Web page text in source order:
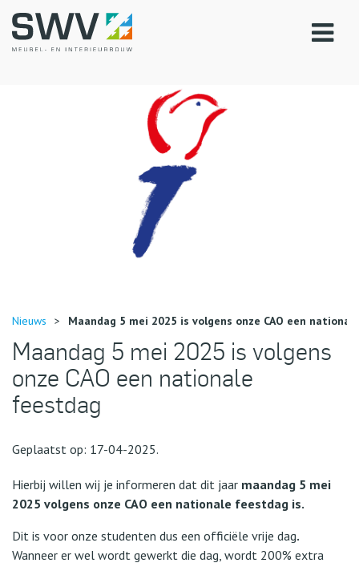
Nieuws > Maandag 5 mei 2025 is volgens onze CAO een
Maandag 5 mei 2025 is volgens
onze CAO een nationale
feestdag
Geplaatst op: 17-04-2025.
Hierbij willen wij je informeren dat dit jaar maandag 5 mei
2025 volgens onze CAO een nationale feestdag is.
Dit is voor onze studenten dus een officiële vrije dag.
Wanneer er wel wordt gewerkt die dag, wordt 200% extra